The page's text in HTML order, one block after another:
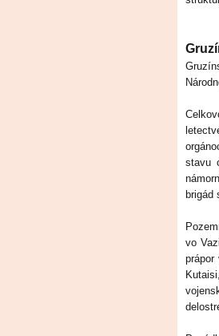
stavu
brigád
vo
prápor